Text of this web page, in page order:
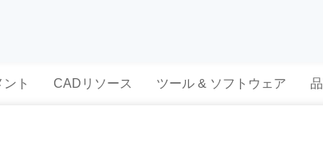
ント CADリソース ツール & ソフトウェア